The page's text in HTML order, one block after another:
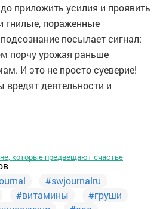
приложить усилия и проявить
гнилые, пораженные
посылает сигнал:
порчу урожая раньше
И это не просто суеверие!
вредят деятельности и
которые предвещают счастье
#swjournalru
#витамины
#груши